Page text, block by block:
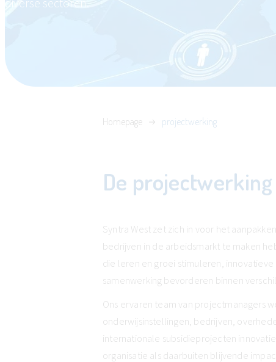
Homepage projectwerking
De
Syntra West zet zich in voor het
bedrijven in de arbeidsmarkt te maken
die leren en groei stimuleren,
samenwerking bevorderen binnen
Ons ervaren team van projectmanagers
onderwijsinstellingen, bedrijven,
internationale subsidieprojecten
organisatie als daarbuiten blijvende